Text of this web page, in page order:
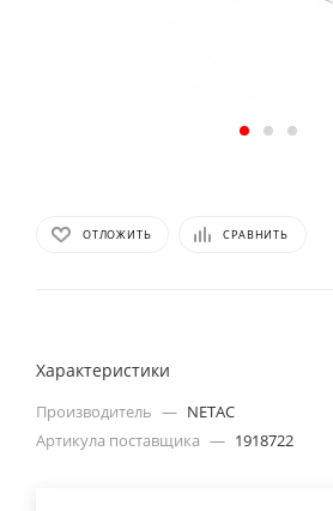
ОТЛОЖИТЬ СРАВНИТЬ
Характеристики
Производитель — NETAC
Артикула поставщика — 1918722